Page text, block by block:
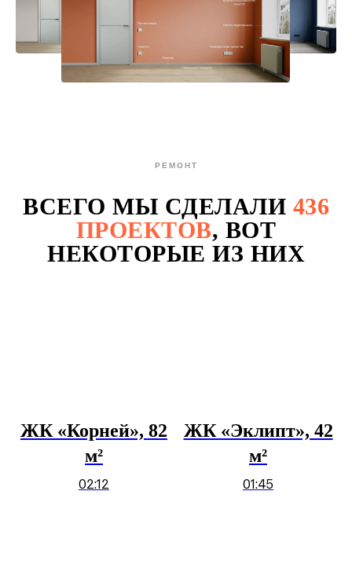
РЕМОНТ
ВСЕГО МЫ СДЕЛАЛИ 436
ПРОЕКТОВ, ВОТ
НЕКОТОРЫЕ ИЗ НИХ
ЖК «Корней», 82
м²
02:12
ЖК «Эклипт», 42
м²
01:45